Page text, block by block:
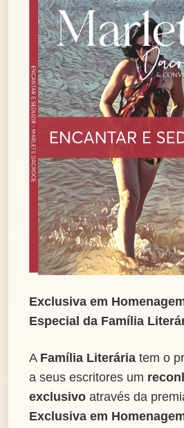
Exclusiva em
Especial da Família
A Família Literária tem o
a seus escritores um
exclusivo através da
Exclusiva em